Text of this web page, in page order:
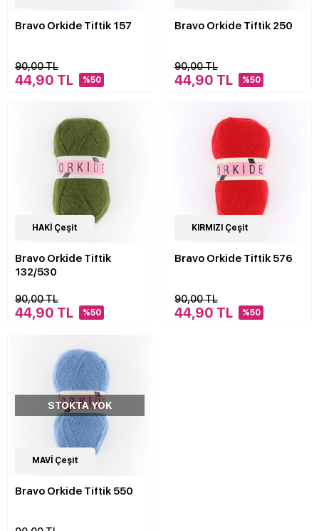
Bravo Orkide Tiftik 157
90,00 TL
44,90 TL %50
Bravo Orkide Tiftik 250
90,00 TL
44,90 TL %50
4Çeşit
HAKİ Çeşit
Bravo Orkide Tiftik
132/530
90,00 TL
44,90 TL %50
4 Çeşit
KIRMIZI Çeşit
Bravo Orkide Tiftik 576
90,00 TL
44,90 TL %50
4Çeşit
STOKTA YOK
MAVİ Çeşit
Bravo Orkide Tiftik 550